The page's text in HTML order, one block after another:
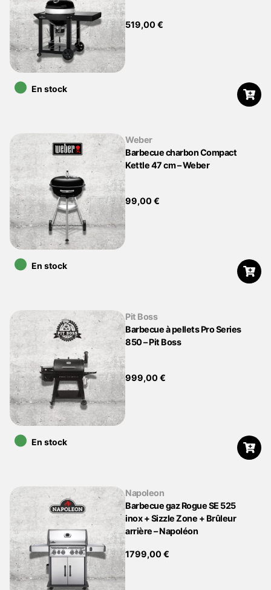
519,00€
•En stock
Weber
Barbecue charbon Compact
Kettle 47 cm – Weber
99,00€
•En stock
Pit Boss
Barbecue à pellets Pro Series
850 – Pit Boss
999,00€
•En stock
Napoleon
Barbecue gaz Rogue SE 525
inox + Sizzle Zone + Brûleur
arrière – Napoléon
1799,00€